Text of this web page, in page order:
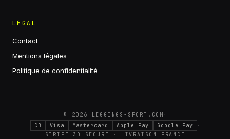
LÉGAL
Contact
Mentions légales
Politique de confidentialité
© 2026 LEGGINGS-SPORT.COM ·
CB Visa Mastercard Apple Pay Google Pay ·
STRIPE 3D SECURE · LIVRAISON FRANCE